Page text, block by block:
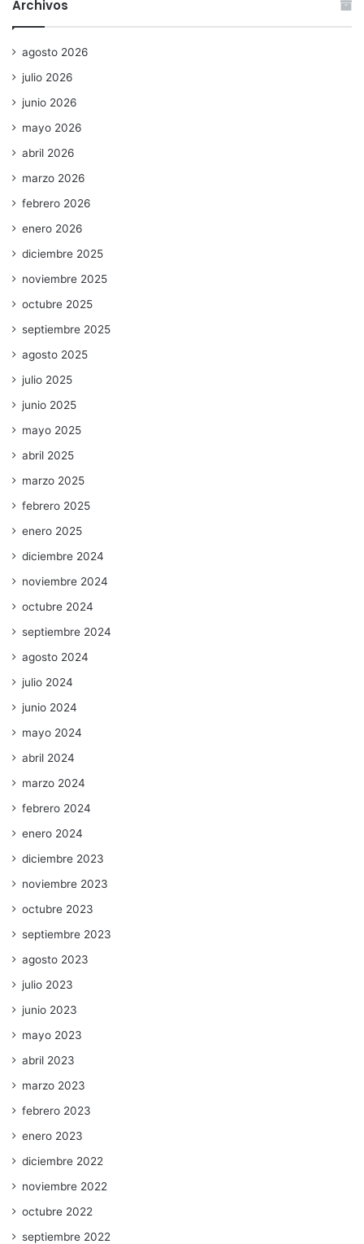
Archivos
agosto 2026
julio 2026
junio 2026
mayo 2026
abril 2026
marzo 2026
febrero 2026
enero 2026
diciembre 2025
noviembre 2025
octubre 2025
septiembre 2025
agosto 2025
julio 2025
junio 2025
mayo 2025
abril 2025
marzo 2025
febrero 2025
enero 2025
diciembre 2024
noviembre 2024
octubre 2024
septiembre 2024
agosto 2024
julio 2024
junio 2024
mayo 2024
abril 2024
marzo 2024
febrero 2024
enero 2024
diciembre 2023
noviembre 2023
octubre 2023
septiembre 2023
agosto 2023
julio 2023
junio 2023
mayo 2023
abril 2023
marzo 2023
febrero 2023
enero 2023
diciembre 2022
noviembre 2022
octubre 2022
septiembre 2022